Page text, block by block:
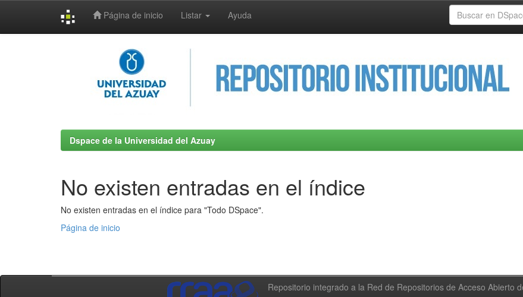
Página de inicio Listar Ayuda
Dspace de la Universidad del Azuay
No existen entradas en el índice
No existen entradas en el índice para "Todo DSpace".
Página de inicio
Repositorio integrado a la Red de Repositorios de Acceso Abierto